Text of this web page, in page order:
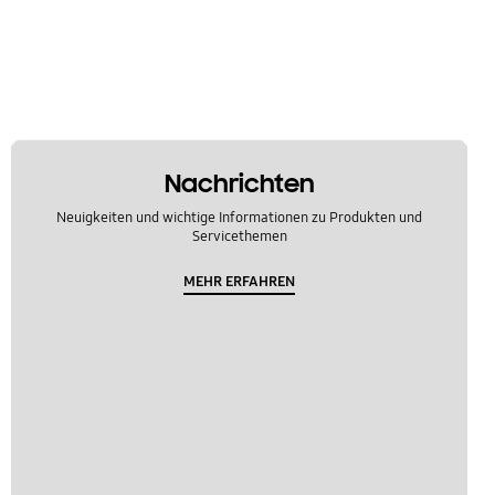
Nachrichten
Neuigkeiten und wichtige Informationen zu Produkten und
Servicethemen
MEHR ERFAHREN